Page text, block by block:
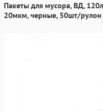
Пакеты для мусора, ВД,
20мкм, черные, 50шт/рулон